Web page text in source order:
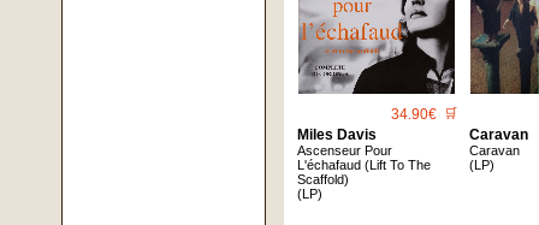
34.90€ 🛒
Miles Davis
Ascenseur Pour
L'échafaud (Lift To The
Scaffold)
(LP)
Caravan
Caravan
(LP)